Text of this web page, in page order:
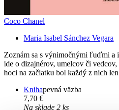
Coco Chanel
Maria Isabel Sánchez Vegara
Zoznám sa s výnimočnými ľuďmi a
ide o dizajnérov, umelcov či vedcov,
hoci na začiatku bol každý z nich
Knihapevná väzba
7,70 €
Na sklade 2 ks